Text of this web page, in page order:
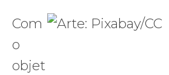
Com
o
objet